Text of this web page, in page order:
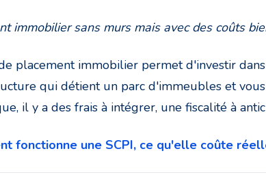
immobilier sans murs mais avec des coûts
placement immobilier permet d'investir
qui détient un parc d'immeubles et
il y a des frais à intégrer, une fiscalité à
fonctionne une SCPI, ce qu'elle coûte